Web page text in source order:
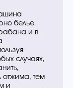
белье
и в
случаях,
отжима, тем
и